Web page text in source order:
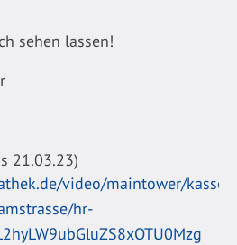
sehen lassen!
21.03.23)
video/maintower/kassel-
hr-